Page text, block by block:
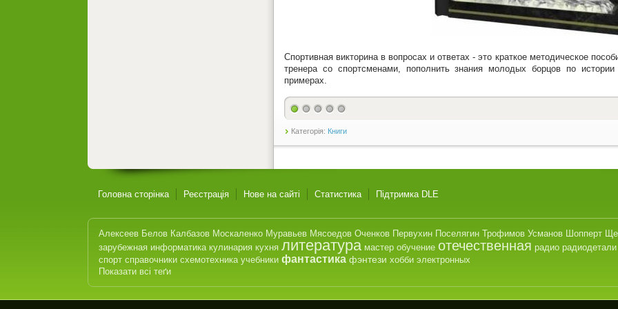
Спортивная викторина в вопросах и ответах - это краткое методическое
тренера со спортсменами, пополнить знания молодых борцов по
примерах.
Категорія: Книги
Головна сторінка Реєстрація Нове на сайті Статистика Підтримка DLE
Алексеев Белов Калбазов Москаленко Муравьев Мясоедов Оченков Первухин Поселягин Трофимов Усманов Шопперт
зарубежная информатика кулинария кухня литература мастер обучение отечественная радио радиодетали
спорт справочники схемотехника учебники фантастика фэнтези хобби электронных
Показати всі теґи